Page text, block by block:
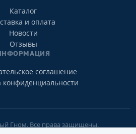
Каталог
и оплата
Новости
Отзывы
соглашение
конфиденциальности
Гном. Все права защищены.